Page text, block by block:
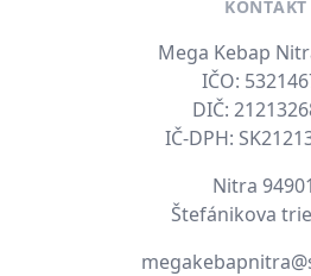
KONTAKT
Mega Kebap
IČO:
DIČ:
IČ-DPH:
Nitra
Štefánikova